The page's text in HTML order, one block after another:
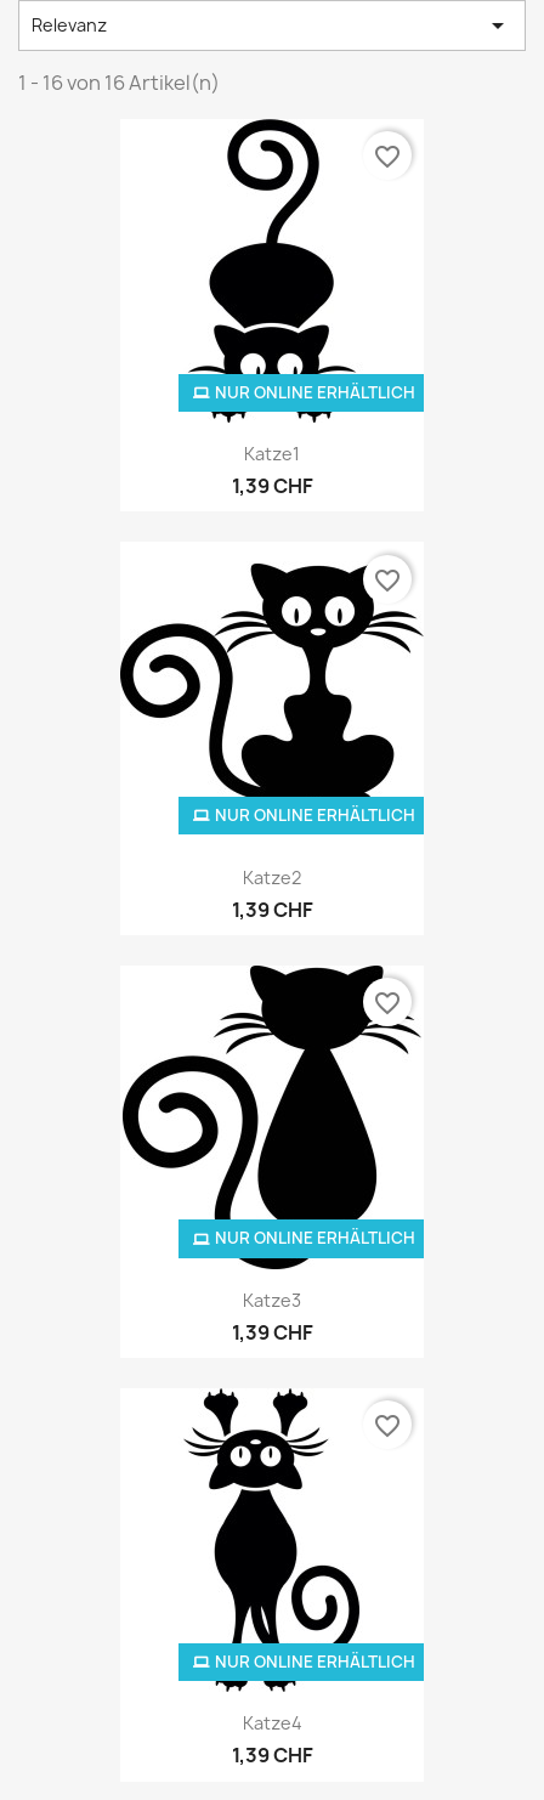
Relevanz

1 - 16 von 16 Artikel(n)
Katze1
1,39 CHF
NUR ONLINE ERHÄLTLICH
favorite_border
Katze2
1,39 CHF
NUR ONLINE ERHÄLTLICH
favorite_border
Katze3
1,39 CHF
NUR ONLINE ERHÄLTLICH
favorite_border
Katze4
1,39 CHF
NUR ONLINE ERHÄLTLICH
favorite_border